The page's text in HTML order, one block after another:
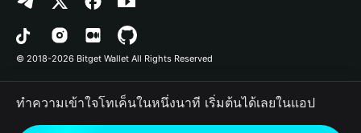
ทรัพยากรข้อมูลของแบรนด์
อาชีพ
Prediction Markets
DApp
RWA
การตรวจจับสัญญา
การโอนเป็นชุด
Avalanche
Bitcoin
Polygon
นโยบายความเป็นส่วนตัว
ข้อตกลงในการใช้บริการ
© 2018-2026 Bitget Wallet All Rights Reserved
ทำความเข้าใจโทเค็นในหนึ่งนาที เริ่มต้นได้เลยในแอป